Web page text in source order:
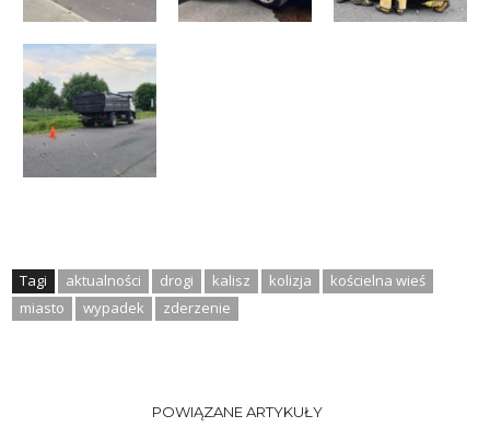
Tagi aktualności drogi kalisz kolizja
kościelna wieś
miasto
wypadek zderzenie
POWIĄZANE ARTYKUŁY